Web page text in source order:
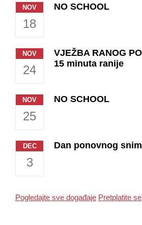
NOV
18
NO SCHOOL
NOV
24
VJEŽBA RANOG
15 minuta ranije
NOV
25
NO SCHOOL
DEC
3
Dan ponovnog
Pogledajte sve događaje Pretplatite se